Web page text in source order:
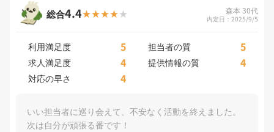
総合4.4 森本 30代
内定日：2025/9/5
利用満足度 5 担当者の質 5
求人満足度 4 提供情報の質 4
対応の早さ 4
いい担当者に巡り会えて、不安なく活動を終えました。
次は自分が頑張る番です！